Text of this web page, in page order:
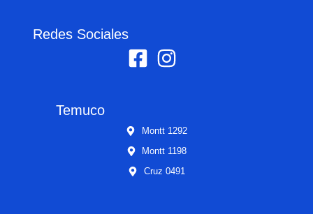
Redes Sociales
Temuco
Montt 1292
Montt 1198
Cruz 0491